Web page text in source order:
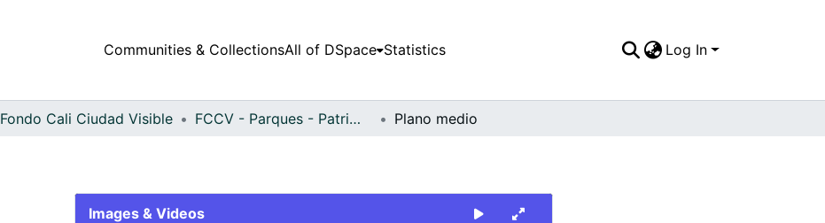
Communities & CollectionsAll of DSpace Statistics Log In
Fondo Cali Ciudad Visible FCCV - Parques - Patrimonial Plano medio
Images & Videos